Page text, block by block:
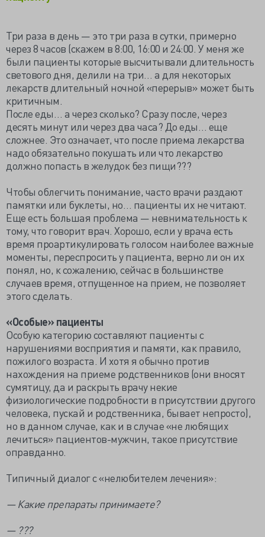
Три раза в день — это три раза в сутки, примерно
через 8 часов (скажем в 8:00, 16:00 и 24:00. У меня же
были пациенты которые высчитывали длительность
светового дня, делили на три… а для некоторых
лекарств длительный ночной «перерыв» может быть
критичным.
После еды… а через сколько? Сразу после, через
десять минут или через два часа? До еды… еще
сложнее. Это означает, что после приема лекарства
надо обязательно покушать или что лекарство
должно попасть в желудок без пищи???
Чтобы облегчить понимание, часто врачи раздают
памятки или буклеты, но… пациенты их не читают.
Еще есть большая проблема — невнимательность к
тому, что говорит врач. Хорошо, если у врача есть
время проартикулировать голосом наиболее важные
моменты, переспросить у пациента, верно ли он их
понял, но, к сожалению, сейчас в большинстве
случаев время, отпущенное на прием, не позволяет
этого сделать.
«Особые» пациенты
Особую категорию составляют пациенты с
нарушениями восприятия и памяти, как правило,
пожилого возраста. И хотя я обычно против
нахождения на приеме родственников (они вносят
сумятицу, да и раскрыть врачу некие
физиологические подробности в присутствии другого
человека, пускай и родственника, бывает непросто),
но в данном случае, как и в случае «не любящих
лечиться» пациентов-мужчин, такое присутствие
оправданно.
Типичный диалог с «нелюбителем лечения»:
— Какие препараты принимаете?
— ???